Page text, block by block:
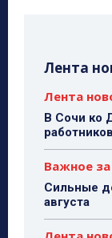
Лента
Лента
В Сочи ко
Важное
Сильные
августа